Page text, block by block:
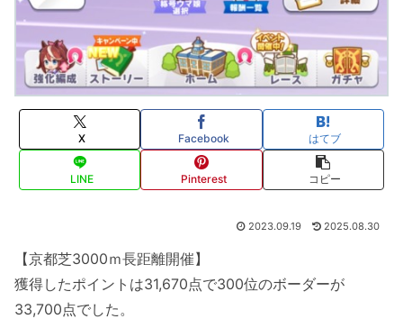
X Facebook はてブ
LINE Pinterest コピー
2023.09.19 2025.08.30
【京都芝3000ｍ長距離開催】
獲得したポイントは31,670点で300位のボーダーが
33,700点でした。